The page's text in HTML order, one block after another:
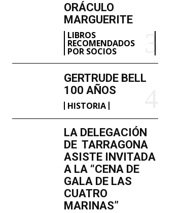
ORÁCULO
MARGUERITE
LIBROS
RECOMENDADOS
POR SOCIOS
GERTRUDE BELL
100 AÑOS
HISTORIA
LA DELEGACIÓN
DE TARRAGONA
ASISTE INVITADA
A LA “CENA DE
GALA DE LAS
CUATRO
MARINAS”